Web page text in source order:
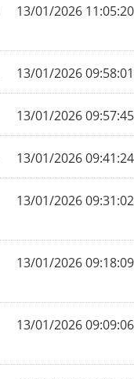
13/01/2026 11:05:20
13/01/2026 09:58:01
13/01/2026 09:57:45
13/01/2026 09:41:24
13/01/2026 09:31:02
13/01/2026 09:18:09
13/01/2026 09:09:06